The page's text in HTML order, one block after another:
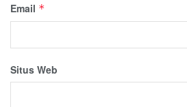
Email *
Situs Web